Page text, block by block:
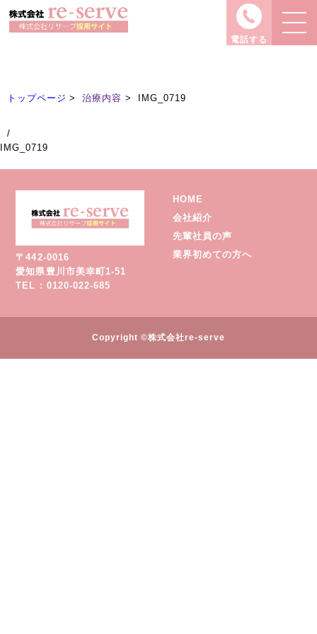
電話する
Treatment
トップページ 治療内容 IMG_0719
/
IMG_0719
〒442-0016
愛知県豊川市美幸町1-51
TEL : 0120-022-685
HOME
会社紹介
先輩社員の声
業界初めての方へ
Copyright ©株式会社re-serve